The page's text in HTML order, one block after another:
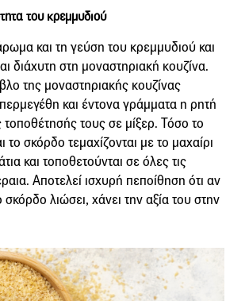
του κρεμμυδιού
και τη γεύση του κρεμμυδιού και
διάχυτη στη μοναστηριακή κουζίνα.
της μοναστηριακής κουζίνας
και έντονα γράμματα η ρητή
τους σε μίξερ. Τόσο το
το σκόρδο τεμαχίζονται με το μαχαίρι
και τοποθετούνται σε όλες τις
Αποτελεί ισχυρή πεποίθηση ότι αν
λιώσει, χάνει την αξία του στην